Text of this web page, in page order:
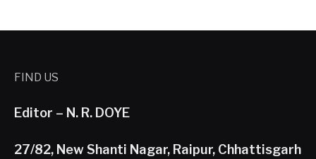
FIND US
Editor – N. R. DOYE
27/82, New Shanti Nagar, Raipur, Chhattisgarh